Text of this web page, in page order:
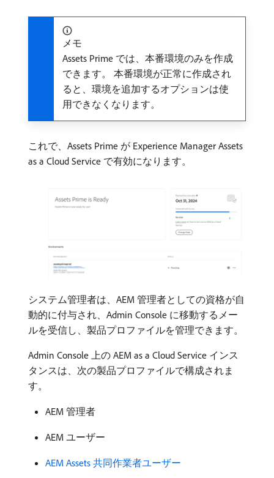
メモ
Assets Prime では、本番環境のみを作成
できます。 本番環境が正常に作成され
ると、環境を追加するオプションは使
用できなくなります。
これで、Assets Prime が Experience Manager Assets
as a Cloud Service で有効になります。
システム管理者は、AEM 管理者としての資格が自
動的に付与され、Admin Console に移動するメー
ルを受信し、製品プロファイルを管理できます。
Admin Console 上の AEM as a Cloud Service インス
タンスは、次の製品プロファイルで構成されま
す。
AEM 管理者
AEM ユーザー
AEM Assets 共同作業者ユーザー